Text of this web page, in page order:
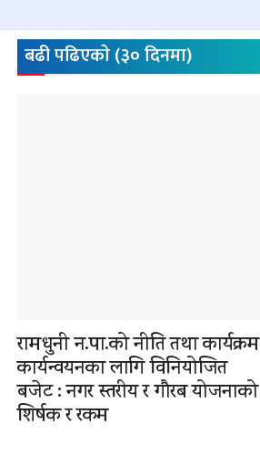
बढी पढिएकाे (३० दिनमा)
रामधुनी न.पा.को नीति तथा कार्यक्रम
कार्यन्वयनका लागि विनियोजित
बजेट : नगर स्तरीय र गौरब योजनाको
शिर्षक र रकम